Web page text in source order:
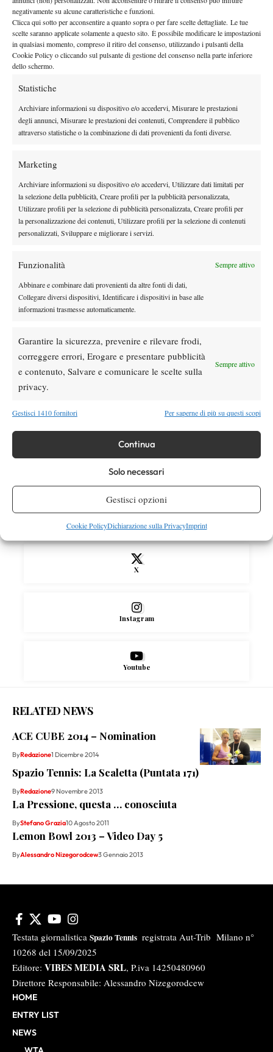
negativamente su alcune caratteristiche e funzioni.
Clicca qui sotto per acconsentire a quanto sopra o per fare scelte dettagliate. Le tue
scelte saranno applicate solamente a questo sito. È possibile modificare le impostazioni
in qualsiasi momento, compreso il ritiro del consenso, utilizzando i pulsanti della
Cookie Policy o cliccando sul pulsante di gestione del consenso nella parte inferiore
dello schermo.
Statistiche
Archiviare informazioni su dispositivo e/o accedervi, Misurare le prestazioni
degli annunci, Misurare le prestazioni dei contenuti, Comprendere il pubblico
attraverso statistiche o la combinazione di dati provenienti da fonti diverse.
Marketing
Archiviare informazioni su dispositivo e/o accedervi, Utilizzare dati limitati per
la selezione della pubblicità, Creare profili per la pubblicità personalizzata,
Utilizzare profili per la selezione di pubblicità personalizzata, Creare profili per
la personalizzazione dei contenuti, Utilizzare profili per la selezione di contenuti
personalizzati, Sviluppare e migliorare i servizi.
Funzionalità Sempre attivo
Abbinare e combinare dati provenienti da altre fonti di dati,
Collegare diversi dispositivi, Identificare i dispositivi in base alle
informazioni trasmesse automaticamente.
Garantire la sicurezza, prevenire e rilevare frodi,
correggere errori, Erogare e presentare pubblicità
e contenuto, Salvare e comunicare le scelte sulla
privacy.
Sempre attivo
Gestisci 1410 fornitori Per saperne di più su questi scopi
Continua
Solo necessari
Gestisci opzioni
Cookie PolicyDichiarazione sulla PrivacyImprint
TAGGED: Fabio Colangelo Fabrizio Fanucci Flavio Cipolla
Luca Brancher Nuova Spazio Radio Puntata Radio Replica
Spazio Tennis Tennis Vincenzo Santopadre
DI TENDENZA
Atp News
Masters 1000 Montreal 2026: programma,
Atp News
Masters 1000 Montreal 2026: Darderi
rimonta Shang e vola agli ottavi
Atp News
Masters 1000 Montreal 2026: medical time
out per Shang contro Darderi
SOCIAL
Facebook
X
Instagram
Youtube
RELATED NEWS
ACE CUBE 2014 – Nomination
ByRedazione1 Dicembre 2014
Spazio Tennis: La Scaletta (Puntata 171)
ByRedazione9 Novembre 2013
La Pressione, questa … conosciuta
ByStefano Grazia10 Agosto 2011
Lemon Bowl 2013 – Video Day 5
ByAlessandro Nizegorodcew3 Gennaio 2013
Testata giornalistica Spazio Tennis registrata Aut-Trib Milano n°
10268 del 15/09/2025
Editore: VIBES MEDIA SRL, P.iva 14250480960
Direttore Responsabile: Alessandro Nizegorodcew
HOME
ENTRY LIST
NEWS